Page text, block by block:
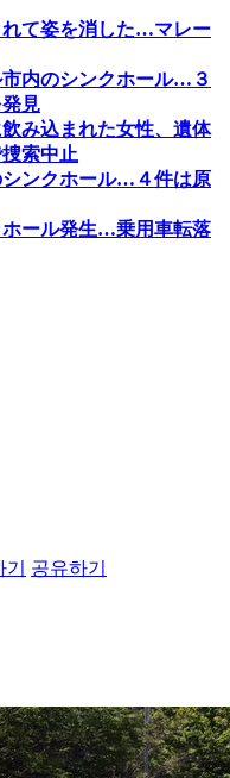
れて姿を消した…マレー
内のシンクホール…３
見
み込まれた女性、遺体
索中止
ンクホール…４件は原
ホール発生…乗用車転落
공유하기